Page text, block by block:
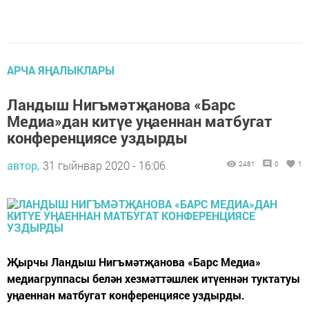
АРЧА ЯҢАЛЫКЛАРЫ
Ландыш Нигъмәтҗанова «Барс
Медиа»дан китүе уңаеннан матбугат
конференциясе уздырды
автор, 31 гыйнвар 2020 - 16:06 2481 0 1
Җырчы Ландыш Нигъмәтҗанова «Барс Медиа»
медиагруппасы белән хезмәттәшлек итүеннән туктатуы
уңаеннан матбугат конференциясе уздырды.